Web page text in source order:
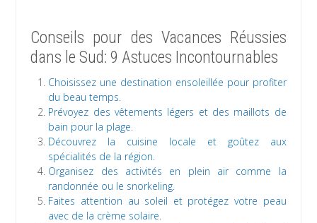
Conseils pour des Vacances Réussies
dans le Sud: 9 Astuces Incontournables
Choisissez une destination ensoleillée pour profiter
du beau temps.
Prévoyez des vêtements légers et des maillots de
bain pour la plage.
Découvrez la cuisine locale et goûtez aux
spécialités de la région.
Organisez des activités en plein air comme la
randonnée ou le snorkeling.
Faites attention au soleil et protégez votre peau
avec de la crème solaire.